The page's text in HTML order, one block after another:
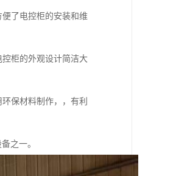
了电控柜的安装和维
柜的外观设计简洁大
保材料制作，，有利
之一。